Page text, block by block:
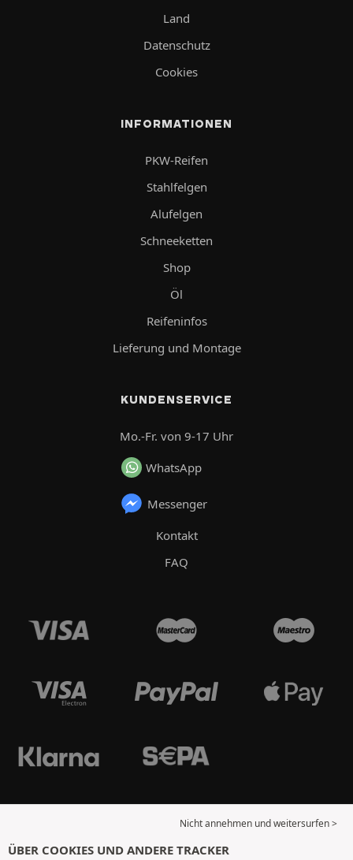
Land
Datenschutz
Cookies
INFORMATIONEN
PKW-Reifen
Stahlfelgen
Alufelgen
Schneeketten
Shop
Öl
Reifeninfos
Lieferung und Montage
KUNDENSERVICE
Mo.-Fr. von 9-17 Uhr
WhatsApp
Messenger
Kontakt
FAQ
Nicht annehmen und weitersurfen >
ÜBER COOKIES UND ANDERE TRACKER